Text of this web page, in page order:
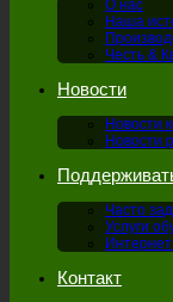
О нас
Наша
Честь &
Новости
Новости
Новости
Часто
Услуги
Контакт